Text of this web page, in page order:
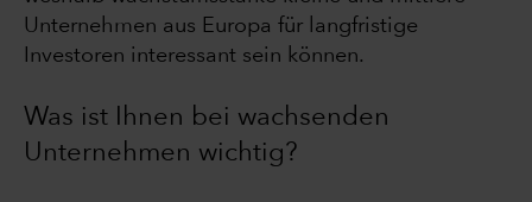
Unternehmen aus Europa für langfristige
Investoren interessant sein können.
Was ist Ihnen bei wachsenden
Unternehmen wichtig?